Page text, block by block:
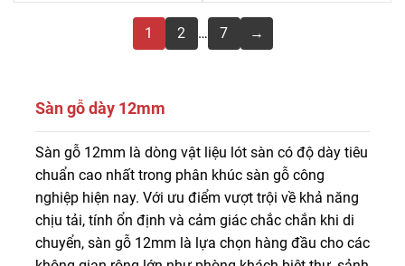
1 2 … 7 →
Sàn gỗ dày 12mm
Bạn đang tìm mua sàn gỗ công nghiệp đáp ứng các tiêu
chí bền đẹp, chịu nước thì ván sàn gỗ 12mm chính là lựa
chọn tuyệt vời
Sàn gỗ 12mm là dòng vật liệu lót sàn có độ dày tiêu
chuẩn cao nhất trong phân khúc sàn gỗ công
nghiệp hiện nay. Với ưu điểm vượt trội về khả năng
chịu tải, tính ổn định và cảm giác chắc chắn khi di
chuyển, sàn gỗ 12mm là lựa chọn hàng đầu cho các